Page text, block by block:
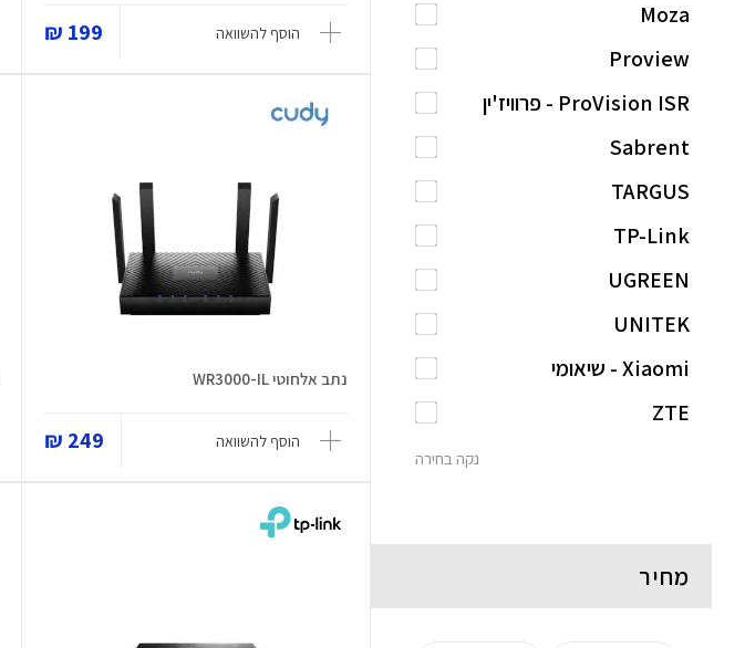
הוסף להשוואה 199 ₪
נתב אלחוטי WR3000-IL
הוסף להשוואה 249 ₪
Moza
Proview
ProVision ISR - פרוויז'ין
Sabrent
TARGUS
TP-Link
UGREEN
UNITEK
Xiaomi - שיאומי
ZTE
נקה בחירה
מחיר